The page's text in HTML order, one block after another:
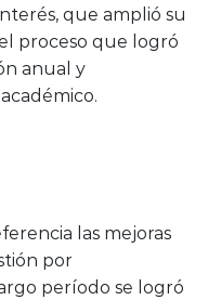
que amplió su
proceso que logró
anual y
las mejoras
por
período se logró